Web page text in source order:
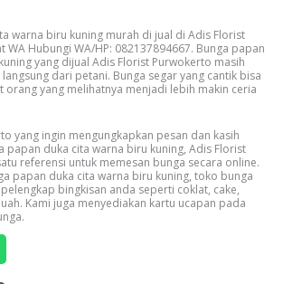
warna biru kuning murah di jual di Adis Florist
WA Hubungi WA/HP: 082137894667. Bunga papan
yang dijual Adis Florist Purwokerto masih
dari petani. Bunga segar yang cantik bisa
orang yang melihatnya menjadi lebih makin ceria
yang ingin mengungkapkan pesan dan kasih
papan duka cita warna biru kuning, Adis Florist
referensi untuk memesan bunga secara online.
papan duka cita warna biru kuning, toko bunga
bingkisan anda seperti coklat, cake,
Kami juga menyediakan kartu ucapan pada